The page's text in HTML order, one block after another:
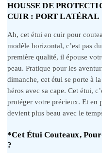
HOUSSE DE
CUIR : PORT LATÉRAL
Ah, cet étui en cuir pour
modèle horizontal, c’est pas
première qualité, il épouse
peau. Pratique pour les
dimanche, cet étui se porte à
héros avec sa cape. Cet étui,
protéger votre précieux. Et
devient plus beau avec le
*Cet Étui Couteaux,
?